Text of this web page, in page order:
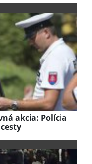
akcia: Polícia